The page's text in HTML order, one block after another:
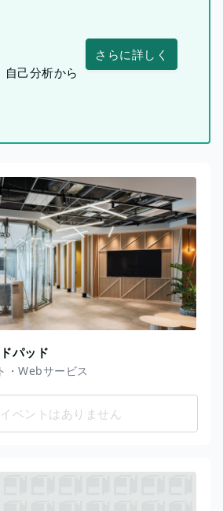
己分析から
さらに詳しく
パッド
・Webサービス
ベントはありません